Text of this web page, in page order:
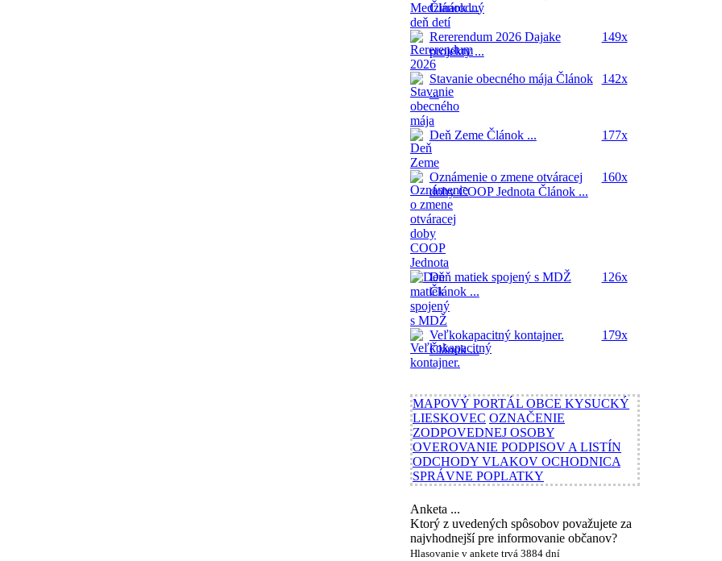
Článok ...
Rererendum 2026 Dajake
projekty ...
149x
Stavanie obecného mája Článok
...
142x
Deň Zeme Článok ... 177x
Oznámenie o zmene otváracej
doby COOP Jednota Článok ...
160x
Deň matiek spojený s MDŽ
Článok ...
126x
Veľkokapacitný kontajner.
Článok ...
179x
MAPOVÝ PORTÁL OBCE KYSUCKÝ
LIESKOVEC OZNAČENIE
ZODPOVEDNEJ OSOBY
OVEROVANIE PODPISOV A LISTÍN
ODCHODY VLAKOV OCHODNICA
SPRÁVNE POPLATKY
Anketa ...
Ktorý z uvedených spôsobov považujete za
najvhodnejší pre informovanie občanov?
Hlasovanie v ankete trvá 3884 dní